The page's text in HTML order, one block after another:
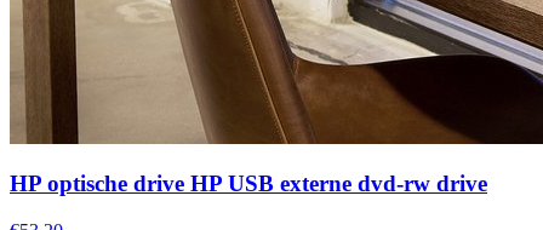
HP optische drive HP USB externe dvd-rw drive